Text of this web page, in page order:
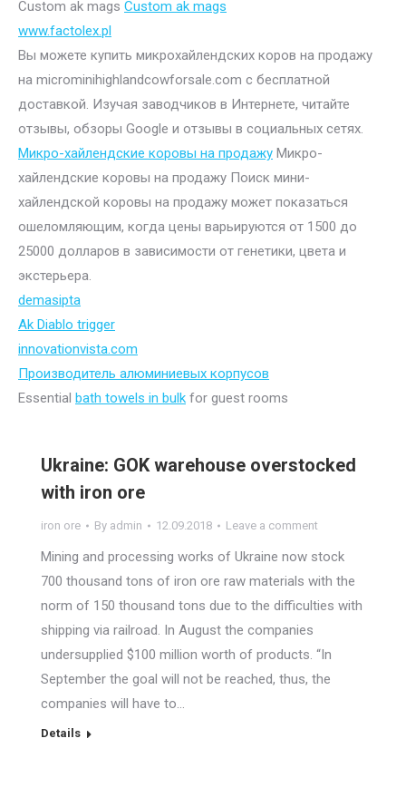
Custom ak mags Custom ak mags
www.factolex.pl
Вы можете купить микрохайлендских коров на продажу
на microminihighlandcowforsale.com с бесплатной
доставкой. Изучая заводчиков в Интернете, читайте
отзывы, обзоры Google и отзывы в социальных сетях.
Микро-хайлендские коровы на продажу Микро-
хайлендские коровы на продажу Поиск мини-
хайлендской коровы на продажу может показаться
ошеломляющим, когда цены варьируются от 1500 до
25000 долларов в зависимости от генетики, цвета и
экстерьера.
demasipta
Ak Diablo trigger
innovationvista.com
Производитель алюминиевых корпусов
Essential bath towels in bulk for guest rooms
Ukraine: GOK warehouse overstocked
with iron ore
iron ore By admin 12.09.2018 Leave a comment
Mining and processing works of Ukraine now stock
700 thousand tons of iron ore raw materials with the
norm of 150 thousand tons due to the difficulties with
shipping via railroad. In August the companies
undersupplied $100 million worth of products. “In
September the goal will not be reached, thus, the
companies will have to…
Details